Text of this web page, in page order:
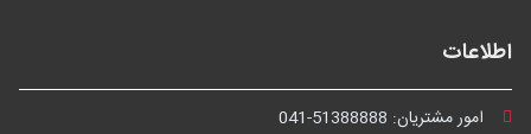
اطلاعات
امور مشتریان: 041-51388888